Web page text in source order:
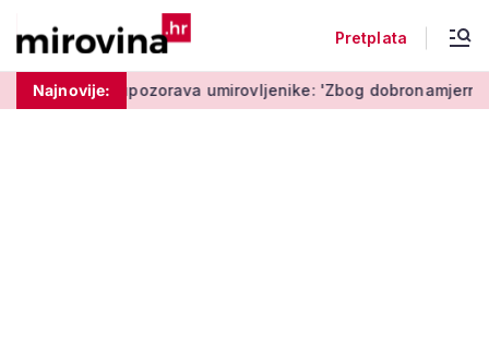
Pretplata
Najnovije:
Policija upozorava umirovljenike: 'Zbog dobronamjernosti